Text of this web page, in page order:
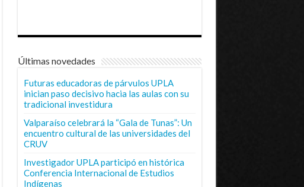
Últimas novedades
Futuras educadoras de párvulos UPLA
inician paso decisivo hacia las aulas con su
tradicional investidura
Valparaíso celebrará la “Gala de Tunas”: Un
encuentro cultural de las universidades del
CRUV
Investigador UPLA participó en histórica
Conferencia Internacional de Estudios
Indígenas